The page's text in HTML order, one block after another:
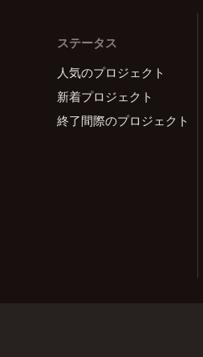
ステータス
人気のプロジェクト
新着プロジェクト
終了間際のプロジェクト